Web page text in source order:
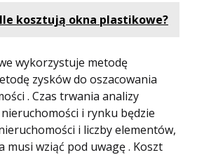
Ile kosztują okna plastikowe?
wykorzystuje metodę
zysków do oszacowania
. Czas trwania analizy
i rynku będzie
i liczby elementów,
musi wziąć pod uwagę . Koszt